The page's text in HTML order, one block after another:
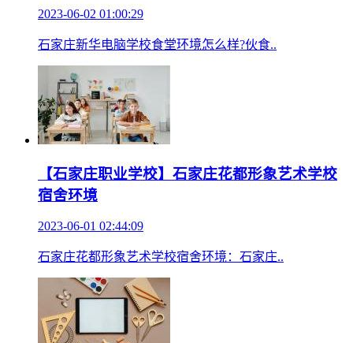
2023-06-02 01:00:29
石家庄新华电脑学校食堂环境怎么样?伙食..
【石家庄职业学校】石家庄花都形象艺术学校
宿舍环境
2023-06-01 02:44:09
石家庄花都形象艺术学校宿舍环境：石家庄..